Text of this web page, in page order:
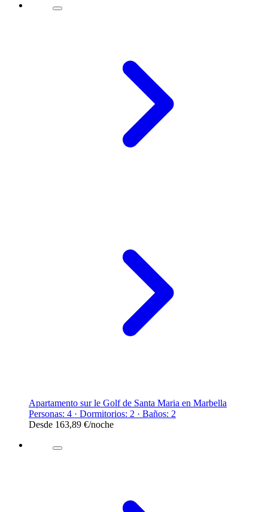
Apartamento sur le Golf de Santa Maria en Marbella
Personas: 4 · Dormitorios: 2 · Baños: 2
Desde 163,89 €/noche